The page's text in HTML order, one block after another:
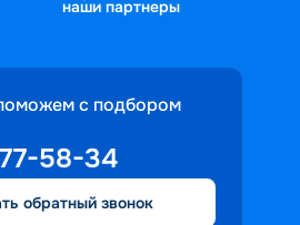
наши партнеры
с подбором
58-34
обратный звонок